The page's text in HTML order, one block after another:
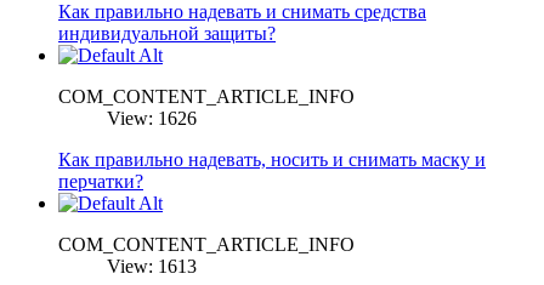
Как правильно надевать и снимать средства
индивидуальной защиты?
COM_CONTENT_ARTICLE_INFO
View: 1626
Как правильно надевать, носить и снимать маску и
перчатки?
COM_CONTENT_ARTICLE_INFO
View: 1613